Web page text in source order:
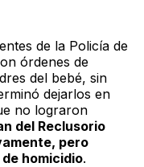
de la Policía de
órdenes de
del bebé, sin
dejarlos en
no lograron
del Reclusorio
pero
homicidio.